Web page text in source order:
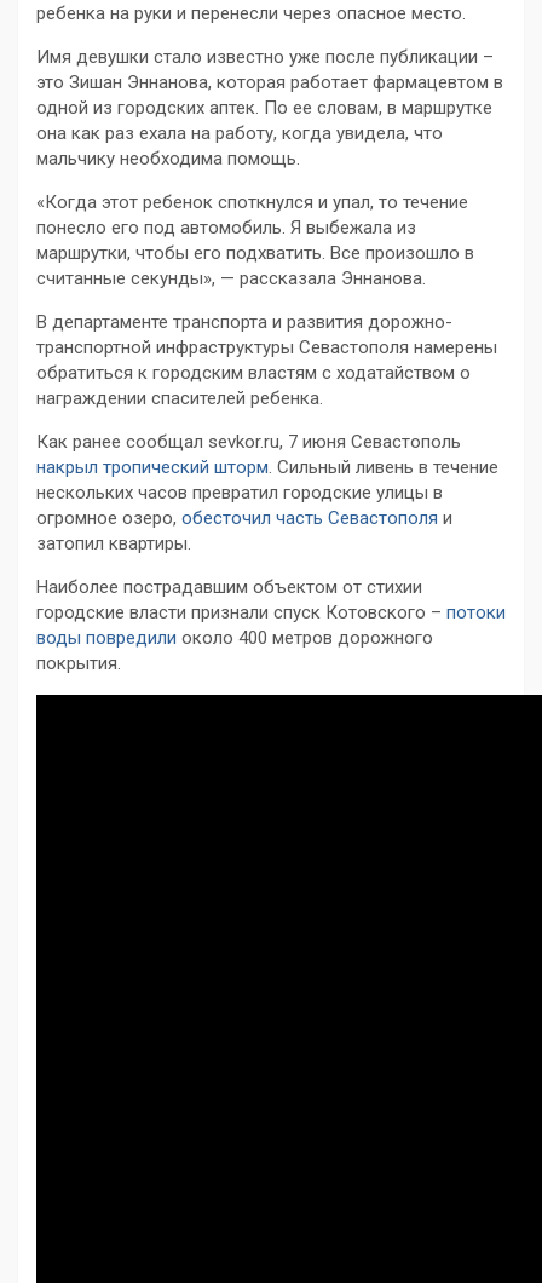
ребенка на руки и перенесли через опасное место.
Имя девушки стало известно уже после публикации –
это Зишан Эннанова, которая работает фармацевтом в
одной из городских аптек. По ее словам, в маршрутке
она как раз ехала на работу, когда увидела, что
мальчику необходима помощь.
«Когда этот ребенок споткнулся и упал, то течение
понесло его под автомобиль. Я выбежала из
маршрутки, чтобы его подхватить. Все произошло в
считанные секунды», — рассказала Эннанова.
В департаменте транспорта и развития дорожно-
транспортной инфраструктуры Севастополя намерены
обратиться к городским властям с ходатайством о
награждении спасителей ребенка.
Как ранее сообщал sevkor.ru, 7 июня Севастополь
накрыл тропический шторм . Сильный ливень в течение
нескольких часов превратил городские улицы в
огромное озеро, обесточил часть Севастополя и
затопил квартиры.
Наиболее пострадавшим объектом от стихии
городские власти признали спуск Котовского – потоки
воды повредили около 400 метров дорожного
покрытия.